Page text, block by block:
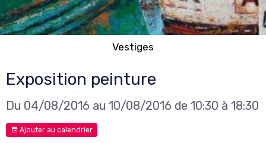
Vestiges
Exposition peinture
Du 04/08/2016 au 10/08/2016 de 10:30 à 18:30
Ajouter au calendrier